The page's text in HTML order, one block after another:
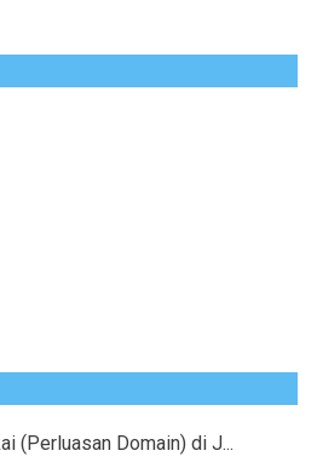
(Perluasan Domain) di J...